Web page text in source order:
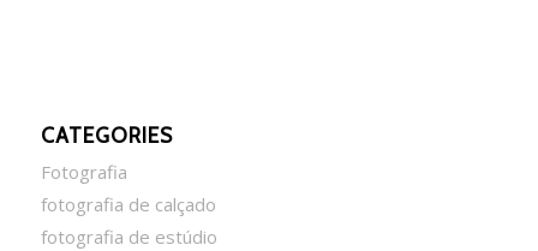
CATEGORIES
Fotografia
fotografia de calçado
fotografia de estúdio